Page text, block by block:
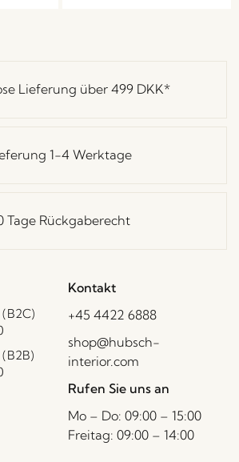
Lieferung über 499 DKK*
1-4 Werktage
Tage Rückgaberecht
Kontakt
+45 4422 6888
shop@hubsch-
interior.com
Rufen Sie uns an
Mo – Do: 09:00 – 15:00
Freitag: 09:00 – 14:00